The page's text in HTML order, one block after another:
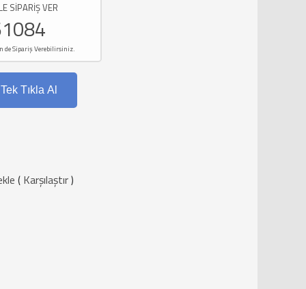
SİPARİŞ VER
de Sipariş Verebilirsiniz.
Tek Tıkla Al
( Karşılaştır)